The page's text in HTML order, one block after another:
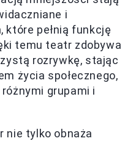
i
które pełnią funkcję
temu teatr zdobywa
rozrywkę, stając
życia społecznego,
grupami i
nie tylko obnaża